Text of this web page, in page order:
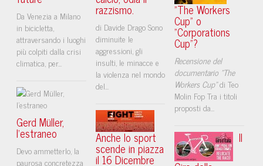
Da Venezia a Milano
in bicicletta,
attraversando i luoghi
più colpiti dalla crisi
climatica, per...
Gerd Müller,
l’estraneo
Devo ammetterlo, la
paurosa concretezza
razzismo.
di Davide Drago Sono
diminuite le
aggressioni, gli
insulti, le minacce e
la violenza nel mondo
del...
Anche lo sport
scende in piazza
il 16 Dicembre
"The Workers
Cup" o
"Corporations
Cup"?
Recensione del
documentario "The
Workers Cup"di Teo
Molin Fop Tra i titoli
proposti da...
Il